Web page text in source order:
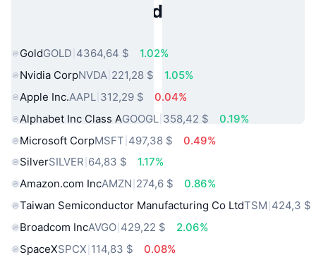
Activos del Mundo Real
GoldGOLD 4364,64 $
1.02%
Nvidia CorpNVDA 221,28 $
1.05%
Apple Inc.AAPL 312,29 $
0.04%
Alphabet Inc Class AGOOGL 358,42 $
0.19%
Microsoft CorpMSFT 497,38 $
0.49%
SilverSILVER 64,83 $
1.17%
Amazon.com IncAMZN 274,6 $
0.86%
Taiwan Semiconductor Manufacturing Co LtdTSM 424,3 $
Broadcom IncAVGO 429,22 $
2.06%
SpaceXSPCX 114,83 $
0.08%